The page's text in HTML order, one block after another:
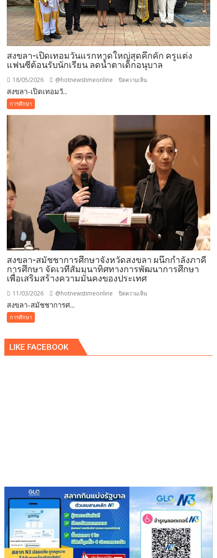
สงขลา-เปิดเทอมวันแรกหาดใหญ่สุดคึกคัก ครูแต่ง
แฟนซีต้อนรับนักเรียน ลดน้ำตาเด็กอนุบาล
18/05/2026 @hotnewstimeonline ปิดความเห็น
แรก
หาดใหญ่
สุด
คึกคัก
ครู
แต่ง
แฟนซี
ต้อนรับ
นักเรียน
ลด
น้ำตา
เด็ก
อนุบาล
สงขลา-เปิดเทอมวั...
การศึกษา
สงขลา-สมัชชาการศึกษาจังหวัดสงขลา ผนึกกำลังภาคี
การศึกษา จัดเวทีสัมมนาทิศทางการพัฒนาการศึกษา
เพื่อเสริมสร้างความมั่นคงของประเทศ
11/03/2026 @hotnewstimeonline ปิดความเห็น
สงขลา
ศึกษา
เสริม
สร้าง
ความ
มั่นคง
ของ
สงขลา-สมัชชาการศ...
การศึกษา
LIKE FACEBOOK